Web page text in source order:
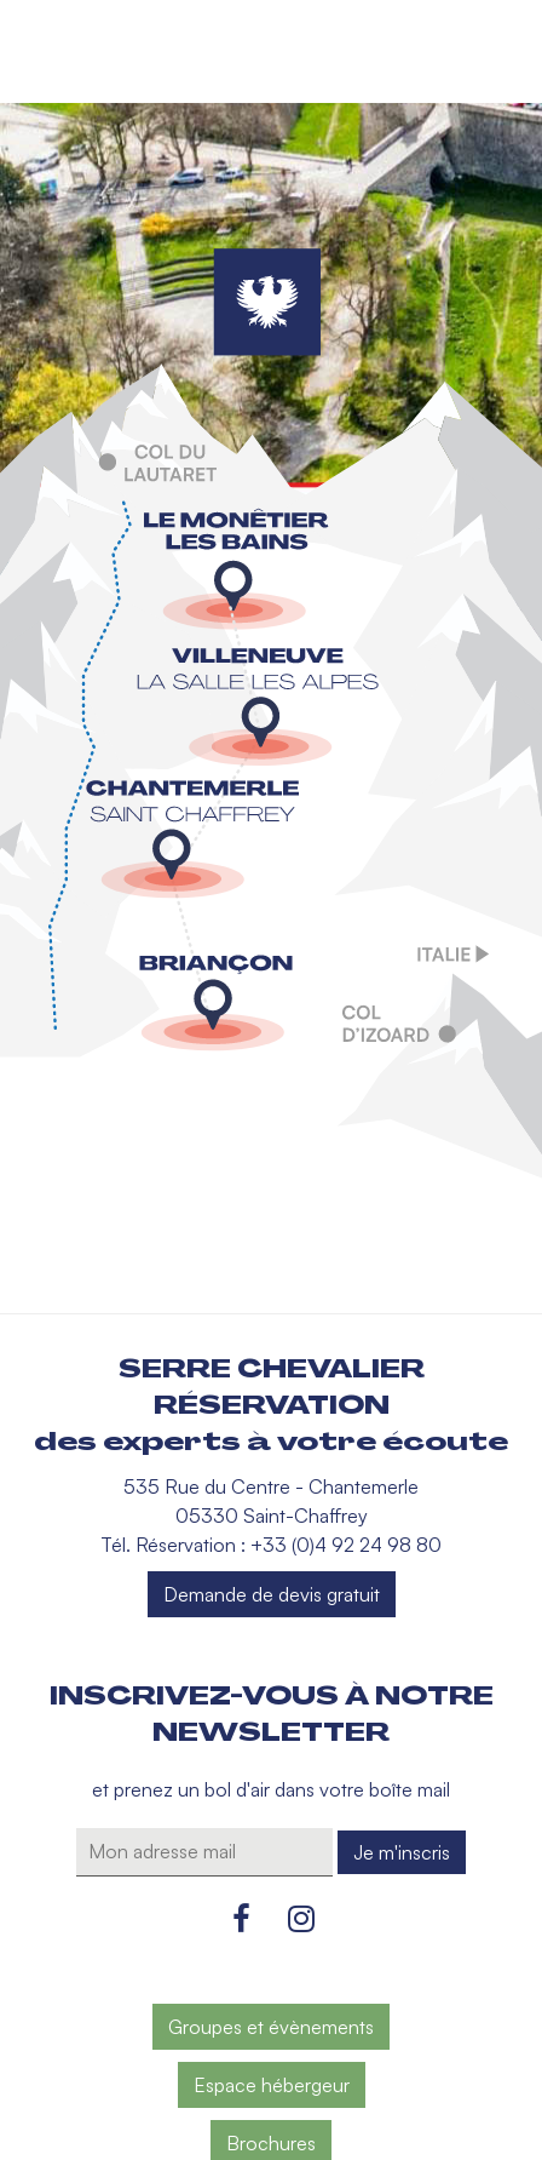
SERRE CHEVALIER
RÉSERVATION
des experts à votre écoute
535 Rue du Centre - Chantemerle
05330 Saint-Chaffrey
Tél. Réservation : +33 (0)4 92 24 98 80
Demande de devis gratuit
INSCRIVEZ-VOUS À NOTRE
NEWSLETTER
et prenez un bol d'air dans votre boîte mail
Groupes et évènements
Espace hébergeur
Brochures